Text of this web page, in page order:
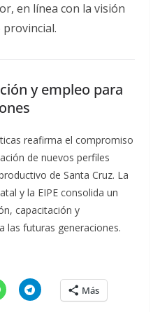
en línea con la visión
y empleo para
reafirma el compromiso
de nuevos perfiles
de Santa Cruz. La
y la EIPE consolida un
capacitación y
las futuras generaciones.
Más